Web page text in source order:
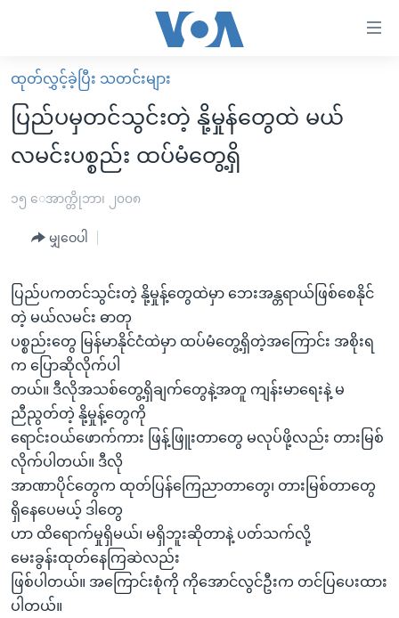
လွယ်ကူ
စေ
များ
သို့
ကျော်
ကြည့်
ညွန်း
စာမျက်နှာ
ကျော်
ကြည့်
ရှာဖွေ
ရန်
မူလစာမျက်နှာ
မြန်မာ
ကမ္ဘာ့သတင်းများ
နိုင်ငံတကာ
အစ္စရေး-ပါလက်စတိုင်း
ရပ်ဝန်းတခု လမ်းတခု အလွန်
အင်္ဂလိပ်စာလေ့လာမယ်
အမေရိကန်သုံးအီဒီယံ
မကြေးမုံရဲ့ အင်္ဂလိပ်စာ
ရုပ်ရှင်ထဲက အင်္ဂလိပ်စာ
သုတပဒေသာ အင်္ဂလိပ်စာ
အပတ်စဉ်ကဏ္ဍများ
ရေဒီယို
တီဗွီ
ရေဒီယိုနှင့်ရုပ်သံ အချက်အလက်များ
ရေဒီယို/တီဗွီအစီအစဉ်
Learning English
ဗွီအိုအေ လူမှုကွန်ယက်များ
ဘာသာစကားများ
ထုတ်လွှင့်ခဲ့ပြီး သတင်းများ
ပြည်ပမှတင်သွင်းတဲ့ နို့မှုန်တွေထဲ မယ်
လမင်းပစ္စည်း ထပ်မံတွေ့ရှိ
၁၅ ေအာက္တိုဘာ၊ ၂၀၀၈
မျှဝေပါ
ပြည်ပကတင်သွင်းတဲ့ နို့မှုန့်တွေထဲမှာ ဘေးအန္တရာယ်ဖြစ်စေနိုင်
တဲ့ မယ်လမင်း ဓာတု
ပစ္စည်းတွေ မြန်မာနိုင်ငံထဲမှာ ထပ်မံတွေ့ရှိတဲ့အကြောင်း အစိုးရ
က ပြောဆိုလိုက်ပါ
တယ်။ ဒီလိုအသစ်တွေ့ရှိချက်တွေနဲ့အတူ ကျန်းမာရေးနဲ့ မ
ညီညွတ်တဲ့ နို့မှုန့်တွေကို
ရောင်းဝယ်ဖောက်ကား ဖြန့်ဖြူးတာတွေ မလုပ်ဖို့လည်း တားမြစ်
လိုက်ပါတယ်။ ဒီလို
အာဏာပိုင်တွေက ထုတ်ပြန်ကြေညာတာတွေ၊ တားမြစ်တာတွေ
ရှိနေပေမယ့် ဒါတွေ
ဟာ ထိရောက်မှုရှိမယ်၊ မရှိဘူးဆိုတာနဲ့ ပတ်သက်လို့
မေးခွန်းထုတ်နေကြဆဲလည်း
ဖြစ်ပါတယ်။ အကြောင်းစုံကို ကိုအောင်လွင်ဦးက တင်ပြပေးထား
ပါတယ်။